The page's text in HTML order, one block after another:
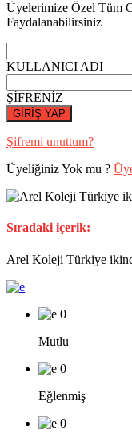
Üyelerimize Özel Tüm
Faydalanabilirsiniz
KULLANICI ADI
ŞİFRENİZ
GİRİŞ YAP
Şifremi unuttum?
Üyeliğiniz Yok mu ?
Sıradaki içerik:
Arel Koleji Türkiye
0
Mutlu
0
Eğlenmiş
0